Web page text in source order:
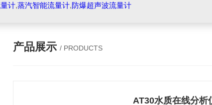
计,蒸汽智能流量计,防爆超声波流量计
产品展示 / PRODUCTS
AT30水质在线分析